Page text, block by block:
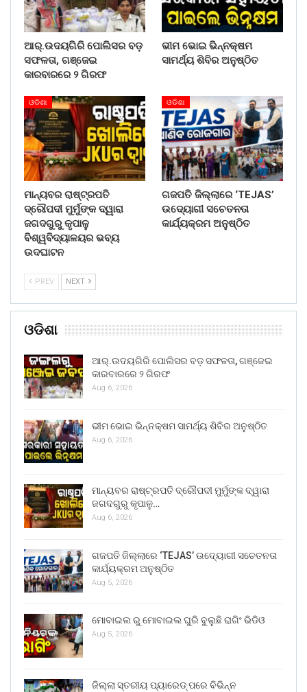
ଆର୍.ଉଦୟଗିରି ପୋଲିସର ବଡ଼
ସଫଳତା, ଗଞ୍ଜେଇ
କାରବାରରେ ୨ ଗିରଫ
ଭୀମ ଭୋଇ ଭିନ୍ନକ୍ଷମ
ସାମର୍ଥ୍ୟ ଶିବିର ଅନୁଷ୍ଠିତ
ଓଡିଶା
ମାନ୍ୟବର ରାଷ୍ଟ୍ରପତି
ଦ୍ରୌପଦୀ ମୁର୍ମୁଙ୍କ ଦ୍ୱାରା
ଜଗଦଗୁରୁ କୃପାଳୁ
ବିଶ୍ୱବିଦ୍ୟାଳୟର ଭବ୍ୟ
ଉଦଘାଟନ
ଓଡିଶା
ଗଜପତି ଜିଲ୍ଲାରେ ‘TEJAS’
ଉଦ୍ୟୋଗୀ ସଚେତନତା
କାର୍ଯ୍ୟକ୍ରମ ଅନୁଷ୍ଠିତ
PREV NEXT
ଓଡିଶା
ଆର୍.ଉଦୟଗିରି ପୋଲିସର ବଡ଼ ସଫଳତା, ଗଞ୍ଜେଇ
କାରବାରରେ ୨ ଗିରଫ
Aug 6, 2026
ଭୀମ ଭୋଇ ଭିନ୍ନକ୍ଷମ ସାମର୍ଥ୍ୟ ଶିବିର ଅନୁଷ୍ଠିତ
Aug 6, 2026
ମାନ୍ୟବର ରାଷ୍ଟ୍ରପତି ଦ୍ରୌପଦୀ ମୁର୍ମୁଙ୍କ ଦ୍ୱାରା
ଜଗଦଗୁରୁ କୃପାଳୁ…
Aug 6, 2026
ଗଜପତି ଜିଲ୍ଲାରେ ‘TEJAS’ ଉଦ୍ୟୋଗୀ ସଚେତନତା
କାର୍ଯ୍ୟକ୍ରମ ଅନୁଷ୍ଠିତ
Aug 5, 2026
ମୋବାଇଲ ରୁ ମୋବାଇଲ ଘୁରି ବୁଲୁଛି ରାଗିଂ ଭିଡିଓ
Aug 5, 2026
ଜିଲ୍ଲା ସ୍ତରୀୟ ପ୍ୟାରେଡ୍ ପରେ ବିଭିନ୍ନ